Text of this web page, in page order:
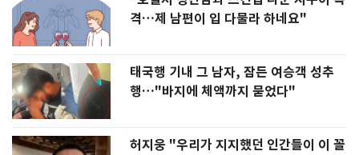
격…제 남편이 입 다물라 하네요"
태국행 기내 그 남자, 잠든 여승객 성추
행…"바지에 체액까지 묻었다"
허지웅 "우리가 지지했던 인간들이 이 꼴